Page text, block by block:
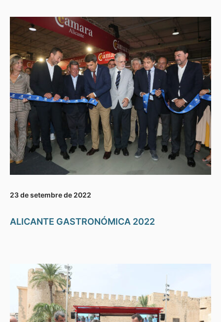
23 de setembre de 2022
ALICANTE GASTRONÓMICA 2022